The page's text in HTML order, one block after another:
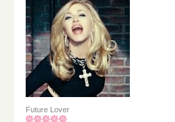
Future Lover